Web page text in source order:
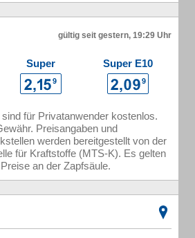
gültig seit gestern, 19:29 Uhr
Super Super E10
für Privatanwender kostenlos.
Preisangaben und
werden bereitgestellt von der
für Kraftstoffe (MTS-K). Es gelten
an der Zapfsäule.